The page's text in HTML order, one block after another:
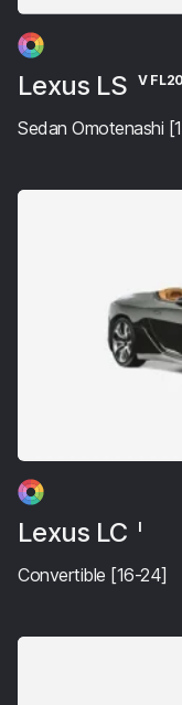
Lexus LS V
Sedan Omotenashi
Lexus LC I
Convertible [16-24]